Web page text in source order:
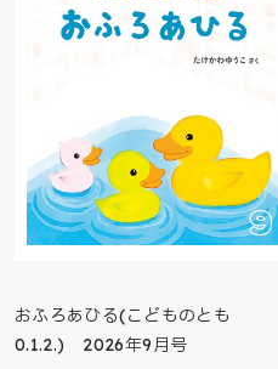
おふろあひる(こどものとも
0.1.2.) 2026年9月号